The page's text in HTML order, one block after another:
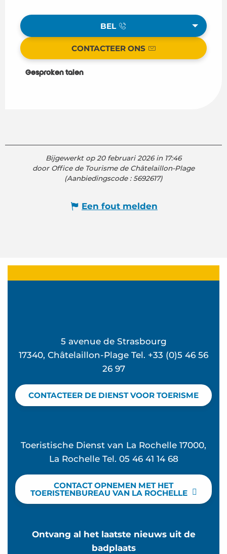
BEL
CONTACTEER ONS
Gesproken talen
Gesproken talen
Bijgewerkt op 20 februari 2026 in 17:46
door Office de Tourisme de Châtelaillon-Plage
(Aanbiedingscode :5692617)
Een fout melden
5 avenue de Strasbourg
17340, Châtelaillon-Plage Tel. +33 (0)5 46 56
26 97
CONTACTEER DE DIENST VOOR TOERISME
Toeristische Dienst van La Rochelle 17000,
La Rochelle Tel. 05 46 41 14 68
CONTACT OPNEMEN MET HET
TOERISTENBUREAU VAN LA ROCHELLE
Ontvang al het laatste nieuws uit de
badplaats